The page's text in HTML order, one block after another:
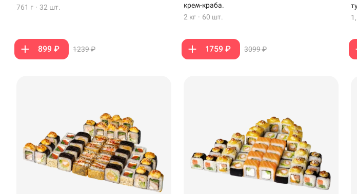
761 г · 32 шт.
899 ₽ 1239 ₽
крем-краба.
2 кг · 60 шт.
1759 ₽ 3099 ₽